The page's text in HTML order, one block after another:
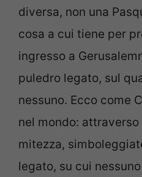
diversa, non una
cosa a cui tiene per
ingresso a
puledro legato, sul
nessuno. Ecco come
nel mondo:
mitezza,
legato, su cui